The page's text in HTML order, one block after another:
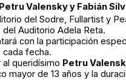
Petru Valensky y Fabián
del Sodre, Fullartist y
Auditorio Adela Reta.
con la participación
fecha.
queridísimo Petru
mayor de 13 años y la